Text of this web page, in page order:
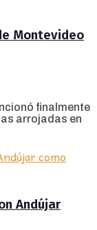
Montevideo
finalmente
arrojadas en
Andújar